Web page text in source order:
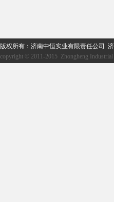
版权所有：济南中恒实业有限责任公司
copyright © 2011-2015 Zhongheng